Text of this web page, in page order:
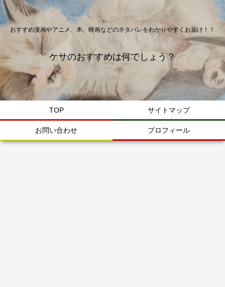
おすすめ漫画やアニメ、本、映画などのネタバレをわかりやすくお届け！！
ケサのおすすめは何でしょう？
TOP サイトマップ
お問い合わせ プロフィール